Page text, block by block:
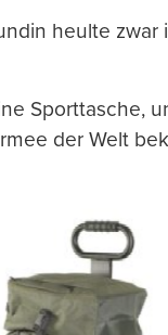
heulte zwar
Sporttasche,
der Welt